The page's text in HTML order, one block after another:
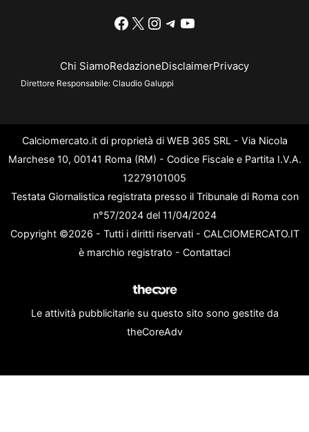
Facebook
X Instagram
Telegram
YouTube
Chi SiamoRedazioneDisclaimerPrivacy
Direttore Responsabile: Claudio Galuppi
Calciomercato.it di proprietà di WEB 365 SRL - Via Nicola
Marchese 10, 00141 Roma (RM) - Codice Fiscale e Partita I.V.A.
12279101005
Testata Giornalistica registrata presso il Tribunale di Roma con
n°57/2024 del 11/04/2024
Copyright ©2026 - Tutti i diritti riservati - CALCIOMERCATO.IT
è marchio registrato - Contattaci
Le attività pubblicitarie su questo sito sono gestite da
theCoreAdv